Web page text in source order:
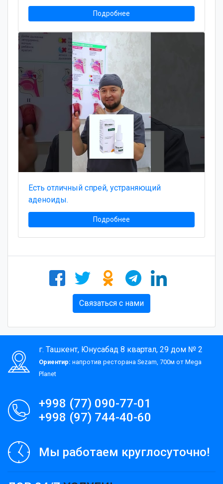
Подробнее
Есть отличный спрей, устраняющий
аденоиды.
Подробнее
Связаться с нами
г. Ташкент, Юнусабад 8 квартал, 29 дом № 2
Ориентир: напротив ресторана Sezam, 700м от Mega
Planet
+998 (77) 090-77-01
+998 (97) 744-40-60
Мы работаем круглосуточно!